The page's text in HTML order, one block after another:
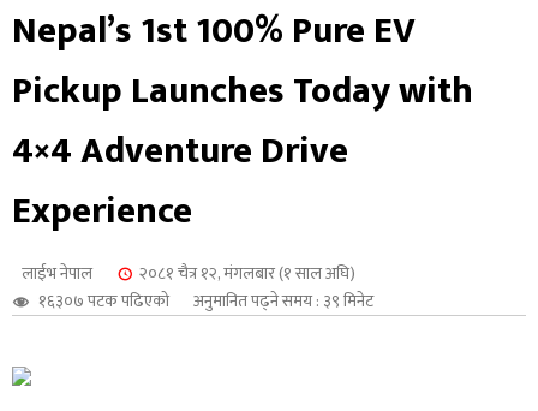
Nepal’s 1st 100% Pure EV
Pickup Launches Today with
4×4 Adventure Drive
Experience
लाईभ नेपाल
२०८१ चैत्र १२, मंगलबार (१ साल अघि)
१६३०७ पटक पढिएको
अनुमानित पढ्ने समय : ३९ मिनेट